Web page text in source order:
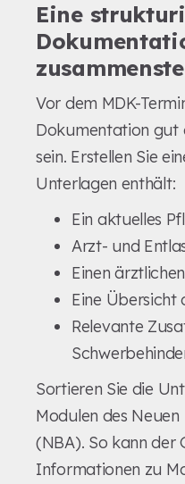
Eine
Vor dem MDK-
Dokumentation
sein. Erstellen Sie
Unterlagen enthält:
Ein aktuelles
Arzt- und
Einen
Eine Übersicht
Relevante
Sortieren Sie die
Modulen des
(NBA). So kann der
Informationen zu